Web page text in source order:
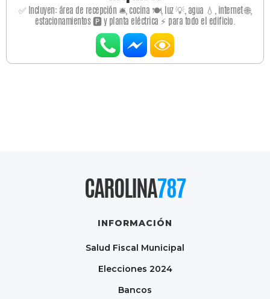
✅ Incluyen: área de recepción 🛎️, cocina 🍽️, luz 💡, agua 💧, internet 🌐,
estacionamientos 🅿️ y planta eléctrica ⚡ para todo el edificio.
CAROLINA787
INFORMACIÓN
Salud Fiscal Municipal
Elecciones 2024
Bancos